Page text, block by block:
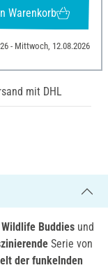
Warenkorb
- Mittwoch, 12.08.2026
mit DHL
Buddies und
Serie von
der funkelnden